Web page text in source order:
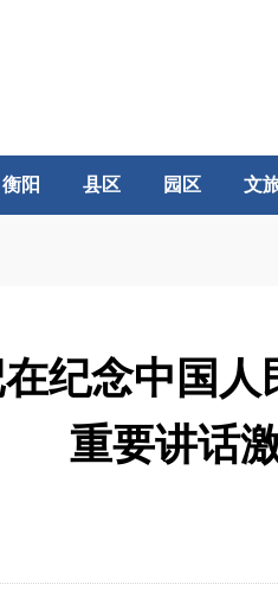
衡阳 县区 园区 文
纪念中国
重要讲话